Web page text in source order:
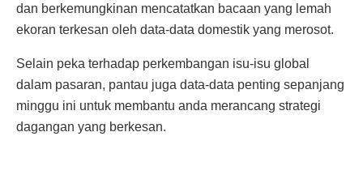
dan berkemungkinan mencatatkan bacaan yang lemah
ekoran terkesan oleh data-data domestik yang merosot.
Selain peka terhadap perkembangan isu-isu global
dalam pasaran, pantau juga data-data penting sepanjang
minggu ini untuk membantu anda merancang strategi
dagangan yang berkesan.